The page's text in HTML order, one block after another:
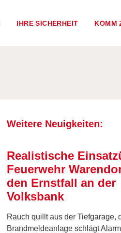
IHRE SICHERHEIT KOMM
Weitere Neuigkeiten:
Realistische
Feuerwehr
den Ernstfall an der
Volksbank
Rauch quillt aus der Tiefgarage,
Brandmeldeanlage schlägt